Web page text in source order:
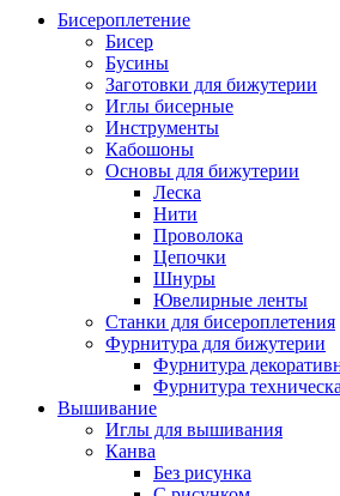
Бисероплетение
Бисер
Бусины
Заготовки для бижутерии
Иглы бисерные
Инструменты
Кабошоны
Основы для бижутерии
Леска
Нити
Проволока
Цепочки
Шнуры
Ювелирные ленты
Станки для бисероплетения
Фурнитура для бижутерии
Фурнитура
Фурнитура
Вышивание
Иглы для вышивания
Канва
Без рисунка